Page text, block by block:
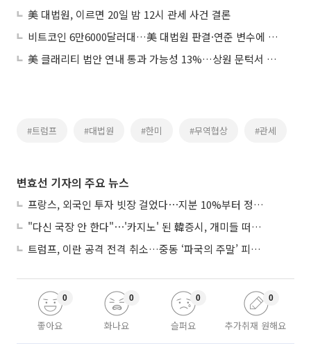
美 대법원, 이르면 20일 밤 12시 관세 사건 결론
비트코인 6만6000달러대…美 대법원 판결·연준 변수에 긴장감
美 클래리티 법안 연내 통과 가능성 13%…상원 문턱서 제동
#트럼프 #대법원 #한미 #무역협상 #관세
변효선 기자의 주요 뉴스
프랑스, 외국인 투자 빗장 걸었다⋯지분 10%부터 정부가 승인
"다신 국장 안 한다"⋯'카지노' 된 韓증시, 개미들 떠난다
트럼프, 이란 공격 전격 취소…중동 ‘파국의 주말’ 피했다
좋아요
0
화나요
0
슬퍼요
0
추가취재 원해요
0